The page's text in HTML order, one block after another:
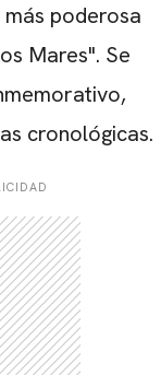
poderosa
Mares". Se
cronológicas.